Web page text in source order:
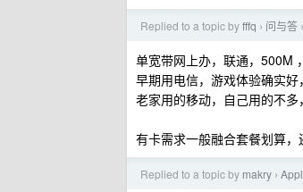
Replied to a topic byfffq › 问与答 ›
单宽带网上办，联通，500M
早期用电信，游戏体验确实好
老家用的移动，自己用的不多
有卡需求一般融合套餐划算，
Replied to a topic by makry ›